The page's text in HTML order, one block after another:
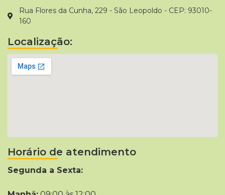
Rua Flores da Cunha, 229 - São Leopoldo - CEP: 93010-
160
Localização:
Horário de atendimento
Segunda a Sexta: